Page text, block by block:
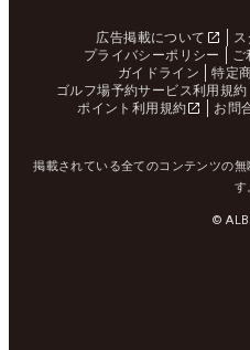
広告掲載について
プライバシーポリシー
ご
ガイドライン
特定
ゴルフ場予約サービス利用規約
ポイント利用規約
お問
掲載されている全てのコンテンツの
す
©